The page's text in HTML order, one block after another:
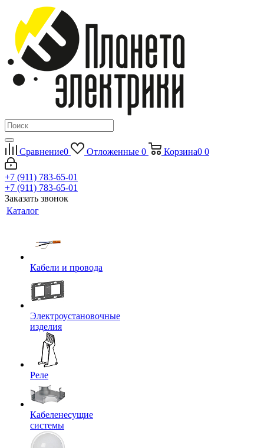
Сравнение0 Отложенные 0 Корзина0 0
+7 (911) 783-65-01
+7 (911) 783-65-01
Заказать звонок
Каталог
Кабели и провода
Электроустановочные
изделия
Реле
Кабеленесущие
системы